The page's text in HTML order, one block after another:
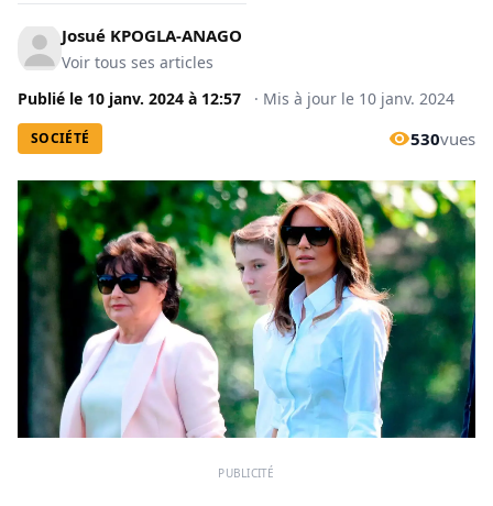
Josué KPOGLA-ANAGO
Voir tous ses articles
Publié le 10 janv. 2024 à 12:57 · Mis à jour le 10 janv. 2024
SOCIÉTÉ 530vues
PUBLICITÉ